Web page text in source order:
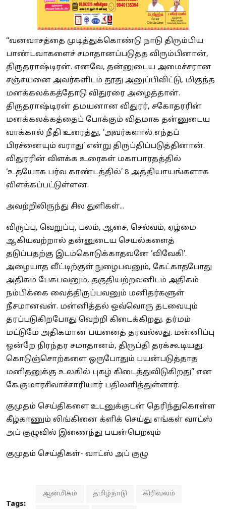
‘‘வனவாசத்தை முடித்துக்கொண்டு நாடு திரும்பிய
பாண்டவாகளைச் சமாதானப்படுத்த விரும்பினான்,
திருதராஷ்டிரன். எனவே, தன்னுடைய அமைச்சரான
சஞ்சயனை அவர்களிடம் தூது அனுப்பிவிட்டு, மிகுந்த
மனக்கலக்கத்தோடு விதுரரை அழைத்தான்.
திருதராஷ்டிரன் தமயனான விதுரர், சகோதரரின்
மனக்கலக்கத்தைப் போக்கும் விதமாக தன்னுடைய
வாக்கால் நீதி உரைத்து, ‘அவர்களால் எந்தப்
பிரச்னையும் வராது’ என்று திருப்திப்படுத்தினான்.
விதுரரின் விளக்க உரைகள் மகாபாரதத்தில்
‘உத்யோக பர்வ காண்டத்தில்’ 8 அத்தியாயங்களாக
விளக்கப்பட்டுள்ளன.
அவற்றிலிருந்து சில துளிகள்...
விருப்பு, வெறுப்பு, பலம், ஆசை, செல்வம், ஏழ்மை
ஆகியவற்றால் தன்னுடைய செயல்களைத்
தடுப்பதற்கு இடம்கொடுக்காதவனே ‘விவேகி’.
அழையாத வீட்டிற்குள் நுழைபவனும், கேட்காதபோது
அதிகம் பேசுபவனும், தகுதியற்றவனிடம் அதிகம்
நம்பிக்கை வைத்திருப்பவனும் மனிதர்களுள்
நீசமானவன். மன்னித்தல் ஒவ்வொரு தடவையும்
தரப்படுகிறபோது வெற்றி கிடைக்கிறது. தர்மம்
மட்டுமே அதிகமான பயனைத் தரவல்லது. மன்னிப்பு
ஒன்றே நிரந்தர சமாதானம், திருப்தி தரக்கூடியது.
கொடுஞ்சொற்களை ஒருபோதும் பயன்படுத்தாத
மனிதனுக்கு உலகில் புகழ் கிடைத்துவிடுகிறது’’ என
கே.குமாரசிவாச்சாரியார் பதிலளித்துள்ளார்.
குமுதம் செய்திகளை உடனுக்குடன் தெரிந்துகொள்ள
கீழ்காணும் லிங்கினை க்ளிக் செய்து எங்கள் வாட்ஸ்
அப் குழுவில் இணைந்து பயன்பெறவும்
குமுதம் செய்திகள்- வாட்ஸ் அப் குழு
Tags:
ஆன்மிகம் தமிழ்நாடு கிரிவலம்